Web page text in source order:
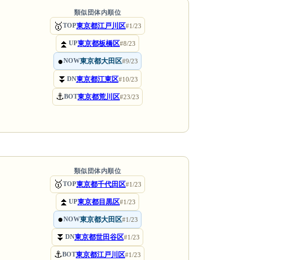
類似団体内順位
🥇TOP東京都江戸川区#1/23
⏫ UP東京都板橋区#8/23
●NOW東京都大田区#9/23
⏬ DN東京都江東区#10/23
⚓BOT東京都荒川区#23/23
類似団体内順位
🥇TOP東京都千代田区#1/23
⏫ UP東京都目黒区#1/23
●NOW東京都大田区#1/23
⏬ DN東京都世田谷区#1/23
⚓BOT東京都江戸川区#1/23